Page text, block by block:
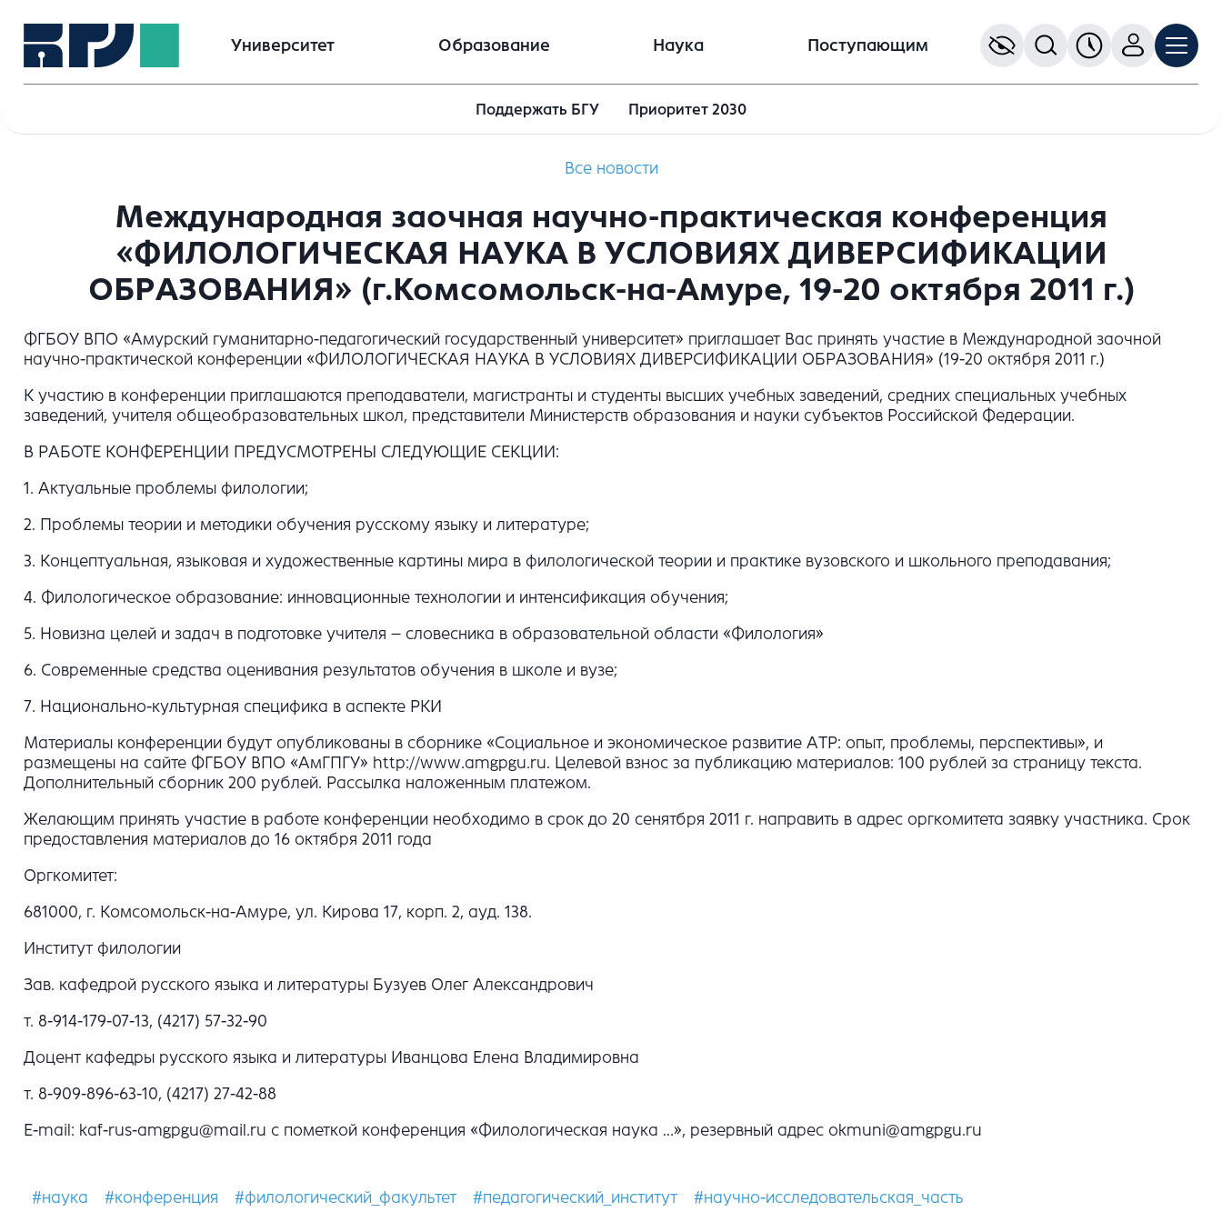
Университет Образование Наука Поступающим
Поддержать БГУ Приоритет 2030
Все новости
Международная заочная научно-практическая конференция
«ФИЛОЛОГИЧЕСКАЯ НАУКА В УСЛОВИЯХ ДИВЕРСИФИКАЦИИ
ОБРАЗОВАНИЯ» (г.Комсомольск-на-Амуре, 19-20 октября 2011 г.)
ФГБОУ ВПО «Амурский гуманитарно-педагогический государственный университет» приглашает Вас принять участие в Международной заочной
научно-практической конференции «ФИЛОЛОГИЧЕСКАЯ НАУКА В УСЛОВИЯХ ДИВЕРСИФИКАЦИИ ОБРАЗОВАНИЯ» (19-20 октября 2011 г.)
К участию в конференции приглашаются преподаватели, магистранты и студенты высших учебных заведений, средних специальных учебных
заведений, учителя общеобразовательных школ, представители Министерств образования и науки субъектов Российской Федерации.
В РАБОТЕ КОНФЕРЕНЦИИ ПРЕДУСМОТРЕНЫ СЛЕДУЮЩИЕ СЕКЦИИ:
1. Актуальные проблемы филологии;
2. Проблемы теории и методики обучения русскому языку и литературе;
3. Концептуальная, языковая и художественные картины мира в филологической теории и практике вузовского и школьного преподавания;
4. Филологическое образование: инновационные технологии и интенсификация обучения;
5. Новизна целей и задач в подготовке учителя – словесника в образовательной области «Филология»
6. Современные средства оценивания результатов обучения в школе и вузе;
7. Национально-культурная специфика в аспекте РКИ
Материалы конференции будут опубликованы в сборнике «Социальное и экономическое развитие АТР: опыт, проблемы, перспективы», и
размещены на сайте ФГБОУ ВПО «АмГПГУ» http://www.amgpgu.ru. Целевой взнос за публикацию материалов: 100 рублей за страницу текста.
Дополнительный сборник 200 рублей. Рассылка наложенным платежом.
Желающим принять участие в работе конференции необходимо в срок до 20 сенятбря 2011 г. направить в адрес оргкомитета заявку участника. Срок
предоставления материалов до 16 октября 2011 года
Оргкомитет:
681000, г. Комсомольск-на-Амуре, ул. Кирова 17, корп. 2, ауд. 138.
Институт филологии
Зав. кафедрой русского языка и литературы Бузуев Олег Александрович
т. 8-914-179-07-13, (4217) 57-32-90
Доцент кафедры русского языка и литературы Иванцова Елена Владимировна
т. 8-909-896-63-10, (4217) 27-42-88
E-mail: kaf-rus-amgpgu@mail.ru с пометкой конференция «Филологическая наука …», резервный адрес okmuni@amgpgu.ru
#наука #конференция #филологический_факультет #педагогический_институт #научно-исследовательская_часть